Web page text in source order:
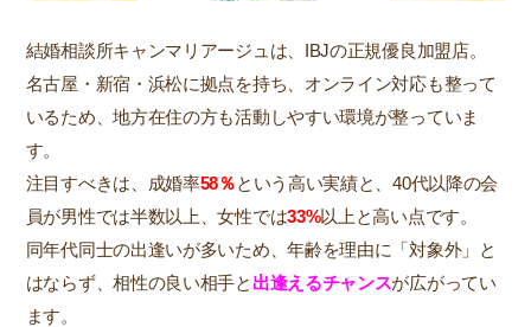
結婚相談所キャンマリアージュは、IBJの正規優良加盟店。
名古屋・新宿・浜松に拠点を持ち、オンライン対応も整って
いるため、地方在住の方も活動しやすい環境が整っていま
す。
注目すべきは、成婚率58％という高い実績と、40代以降の会
員が男性では半数以上、女性では33%以上と高い点です。
同年代同士の出逢いが多いため、年齢を理由に「対象外」と
はならず、相性の良い相手と 出逢えるチャンスが広がってい
ます。